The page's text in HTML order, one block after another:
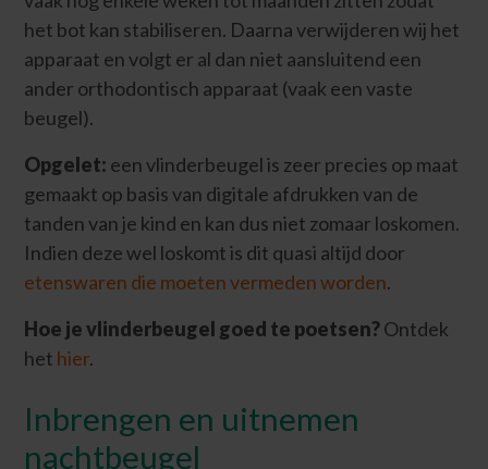
het bot kan stabiliseren. Daarna verwijderen wij het
apparaat en volgt er al dan niet aansluitend een
ander orthodontisch apparaat (vaak een vaste
beugel).
Opgelet: een vlinderbeugel is zeer precies op maat
gemaakt op basis van digitale afdrukken van de
tanden van je kind en kan dus niet zomaar loskomen.
Indien deze wel loskomt is dit quasi altijd door
etenswaren die moeten vermeden worden.
Hoe je vlinderbeugel goed te poetsen?Ontdek
het hier.
Inbrengen en uitnemen
nachtbeugel